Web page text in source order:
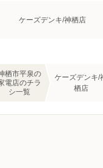
ケーズデンキ/神栖店
栖市平泉の
電店のチラ
シ一覧
ケーズデンキ/
栖店